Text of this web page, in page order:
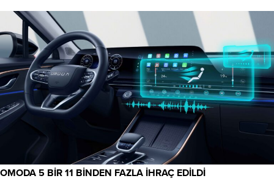
OMODA 5 BİR 11 BİNDEN FAZLA İHRAÇ EDİLDİ